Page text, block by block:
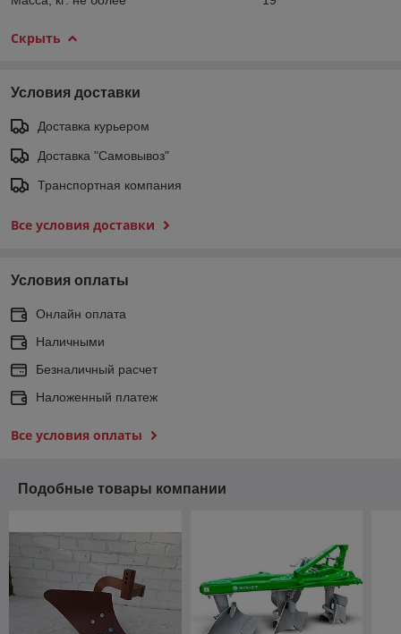
Скрыть
Условия доставки
Доставка курьером
Доставка "Самовывоз"
Транспортная компания
Все условия доставки
Условия оплаты
Онлайн оплата
Наличными
Безналичный расчет
Наложенный платеж
Все условия оплаты
Подобные товары компании